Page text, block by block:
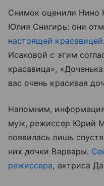
Снимок оценили Нино
Юлия Снигирь: они
настоящей красавицей
Исаковой с этим
красавица»,
вас очень красивая
Напомним,
муж, режиссер Юрий
появилась лишь
них дочки Варвары.
режиссера, актриса